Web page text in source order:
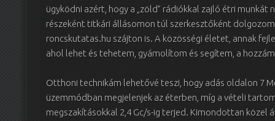
ügyködni azért, hogy a „zöld” rádiókkal zajló étri munkát
részeként titkári állásomon túl szerkesztőként
roncskutatas.hu szájton is. A közösségi életet, annak
ahol lehet és tehetem, gyámolítom és segítem, a
Otthoni technikám lehetővé teszi, hogy adás oldalon 7
üzemmódban megjelenjek az éterben, míg a vételi
megszakításokkal 2,4 Gc/s-ig terjed. Kimondottan közel